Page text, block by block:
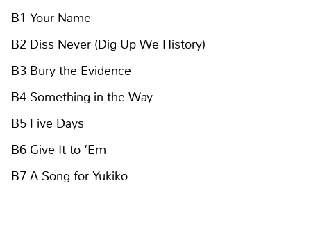
B1 Your Name
B2 Diss Never (Dig Up We History)
B3 Bury the Evidence
B4 Something in the Way
B5 Five Days
B6 Give It to ‘Em
B7 A Song for Yukiko